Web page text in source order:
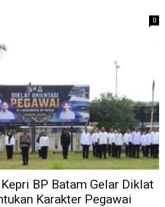
0
BP Batam Gelar Diklat
Karakter Pegawai